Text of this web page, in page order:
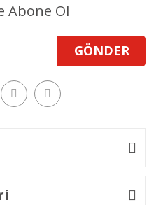
Abone Ol
GÖNDER